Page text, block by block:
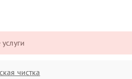
чистка